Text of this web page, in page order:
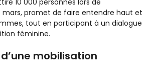
mars, promet de faire entendre haut et
tout en participant à un dialogue
féminine.
mobilisation